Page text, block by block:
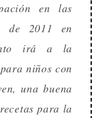
en las
de 2011 en
irá a la
niños con
una buena
para la